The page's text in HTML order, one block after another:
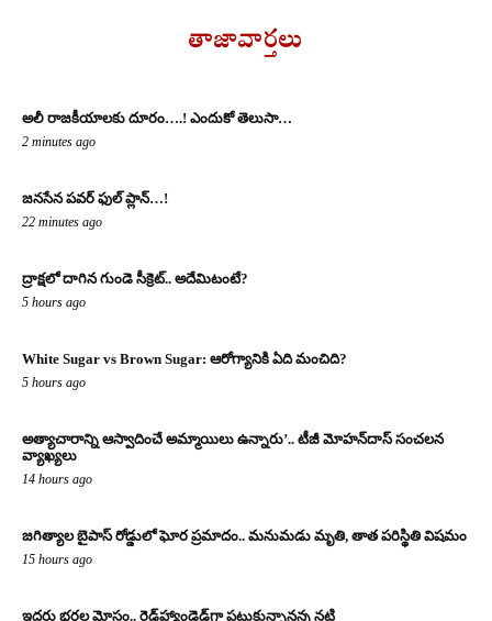
తాజావార్తలు
అలీ రాజ‌కీయాల‌కు దూరం….! ఎందుకో తెలుసా…
2 minutes ago
జనసేన పవర్ ఫుల్ ప్లాన్…!
22 minutes ago
ద్రాక్షలో దాగిన గుండె సీక్రెట్.. అదేమిటంటే?
5 hours ago
White Sugar vs Brown Sugar: ఆరోగ్యానికి ఏది మంచిది?
5 hours ago
అత్యాచారాన్ని ఆస్వాదించే అమ్మాయిలు ఉన్నారు’.. టీజీ మోహన్‌దాస్‌ సంచలన
వ్యాఖ్యలు
14 hours ago
జగిత్యాల బైపాస్‌ రోడ్డులో ఘోర ప్రమాదం.. మనుమడు మృతి, తాత పరిస్థితి విషమం
15 hours ago
ఇద్దరు భర్తల మోసం.. రెడ్‌హ్యాండెడ్‌గా పట్టుకున్నానన్న నటి